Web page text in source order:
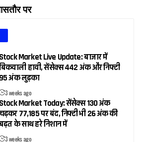
पर
Stock Market Live Update: बाजार में
हावी, सेंसेक्स 442 अंक और निफ्टी
95 अंक लुढ़का
3 weeks ago
Stock Market Today: सेंसेक्स 130 अंक
77,185 पर बंद, निफ्टी भी 26 अंक की
के साथ हरे निशान में
3 weeks ago